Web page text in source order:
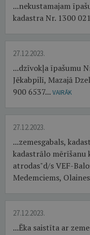
...nekustamajam
kadastra Nr. 1300
27.12.2023.
...dzīvokļa īpašumu
Jēkabpilī, Mazajā
900 6537... VAIRĀK
27.12.2023.
...zemesgabals,
kadastrālo
atrodas"d/s VEF-
Medemciems,
27.12.2023.
...Ēka saistīta ar